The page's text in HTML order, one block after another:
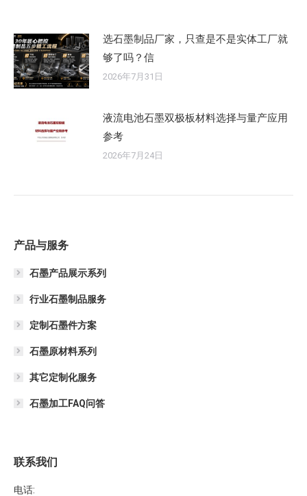
选石墨制品厂家，只查是不是实体工厂就
够了吗？信
2026年7月31日
液流电池石墨双极板材料选择与量产应用
参考
2026年7月24日
产品与服务
石墨产品展示系列
行业石墨制品服务
定制石墨件方案
石墨原材料系列
其它定制化服务
石墨加工FAQ问答
联系我们
电话: